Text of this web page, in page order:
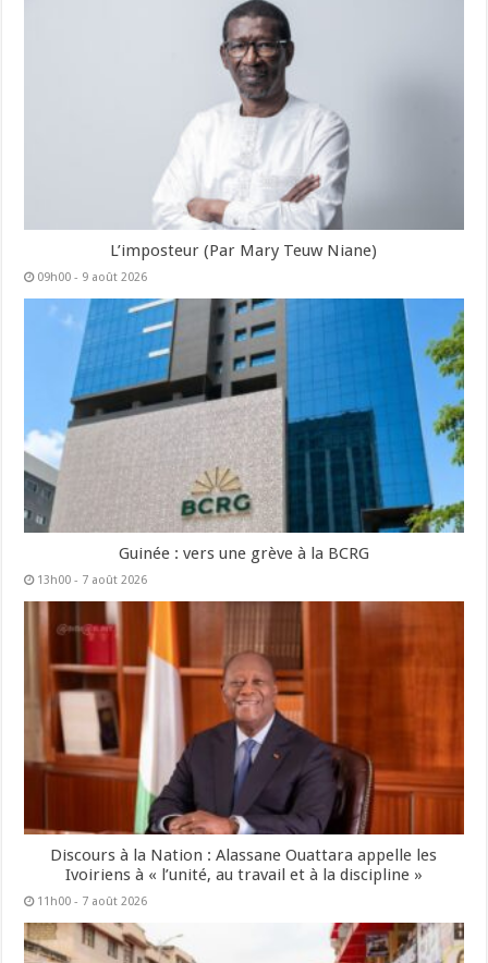
L’imposteur (Par Mary Teuw Niane)
09h00 - 9 août 2026
Guinée : vers une grève à la BCRG
13h00 - 7 août 2026
Discours à la Nation : Alassane Ouattara appelle les
Ivoiriens à « l’unité, au travail et à la discipline »
11h00 - 7 août 2026